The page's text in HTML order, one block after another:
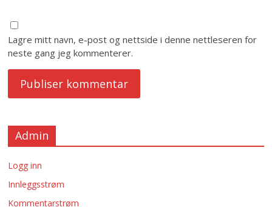
Lagre mitt navn, e-post og nettside i denne nettleseren for
neste gang jeg kommenterer.
Admin
Logg inn
Innleggsstrøm
Kommentarstrøm